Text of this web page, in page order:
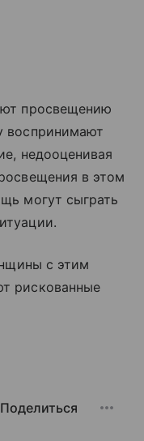
просвещению
воспринимают
недооценивая
в этом
могут сыграть
с этим
рискованные
Поделиться